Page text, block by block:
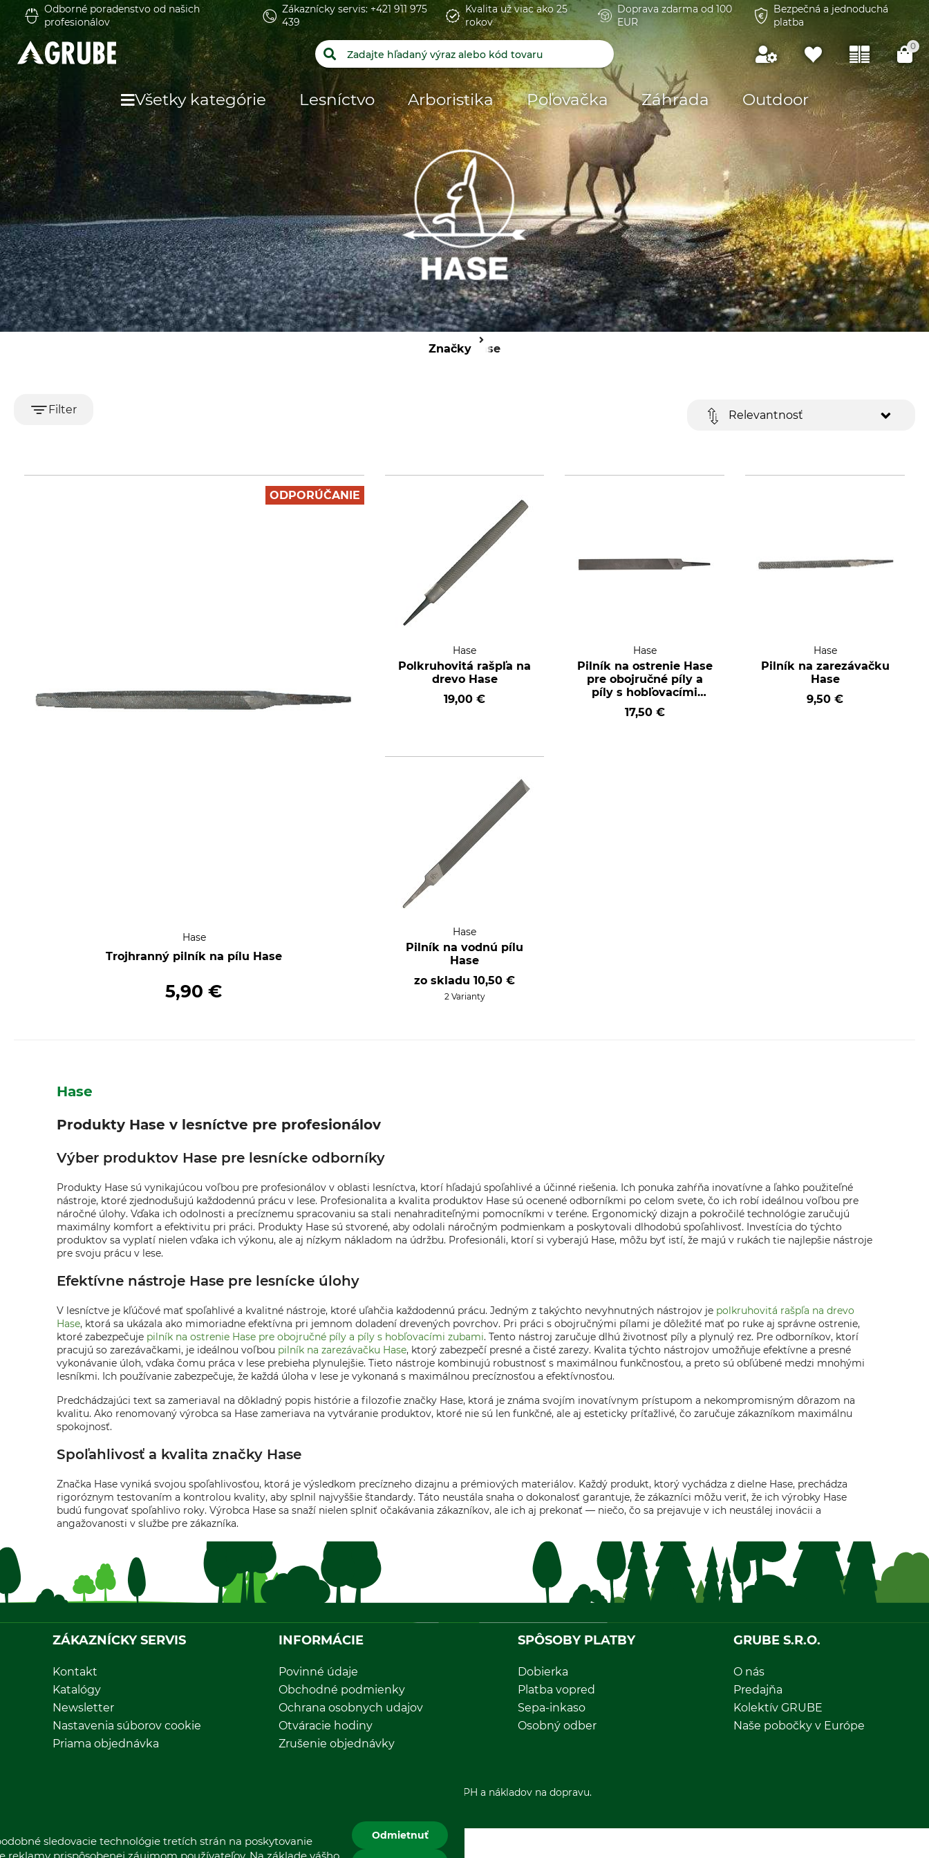
Odborné poradenstvo od našich
profesionálov
Zákaznícky servis: +421 911 975
439
Kvalita už viac ako 25
rokov
Doprava zdarma od 100
EUR
Bezpečná a jednoduchá
platba
0
Všetky kategórie Lesníctvo Arboristika Poľovačka Záhrada Outdoor
Značky Hase
Filter Relevantnosť
ODPORÚČANIE
Hase
Trojhranný pilník na pílu Hase
5,90 €
Hase
Polkruhovitá rašpľa na
drevo Hase
19,00 €
Hase
Pilník na ostrenie Hase
pre obojručné píly a
píly s hobľovacími
zubami
17,50 €
Hase
Pilník na zarezávačku
Hase
9,50 €
Hase
Pilník na vodnú pílu
Hase
zo skladu 10,50 €
2 Varianty
Hase
Produkty Hase v lesníctve pre profesionálov
Výber produktov Hase pre lesnícke odborníky
Produkty Hase sú vynikajúcou voľbou pre profesionálov v oblasti lesníctva, ktorí hľadajú spoľahlivé a účinné riešenia. Ich ponuka zahŕňa inovatívne a ľahko použiteľné
nástroje, ktoré zjednodušujú každodennú prácu v lese. Profesionalita a kvalita produktov Hase sú ocenené odborníkmi po celom svete, čo ich robí ideálnou voľbou pre
náročné úlohy. Vďaka ich odolnosti a precíznemu spracovaniu sa stali nenahraditeľnými pomocníkmi v teréne. Ergonomický dizajn a pokročilé technológie zaručujú
maximálny komfort a efektivitu pri práci. Produkty Hase sú stvorené, aby odolali náročným podmienkam a poskytovali dlhodobú spoľahlivosť. Investícia do týchto
produktov sa vyplatí nielen vďaka ich výkonu, ale aj nízkym nákladom na údržbu. Profesionáli, ktorí si vyberajú Hase, môžu byť istí, že majú v rukách tie najlepšie nástroje
pre svoju prácu v lese.
Efektívne nástroje Hase pre lesnícke úlohy
V lesníctve je kľúčové mať spoľahlivé a kvalitné nástroje, ktoré uľahčia každodennú prácu. Jedným z takýchto nevyhnutných nástrojov je polkruhovitá rašpľa na drevo
Hase, ktorá sa ukázala ako mimoriadne efektívna pri jemnom doladení drevených povrchov. Pri práci s obojručnými pílami je dôležité mať po ruke aj správne ostrenie,
ktoré zabezpečuje pilník na ostrenie Hase pre obojručné píly a píly s hobľovacími zubami. Tento nástroj zaručuje dlhú životnosť píly a plynulý rez. Pre odborníkov, ktorí
pracujú so zarezávačkami, je ideálnou voľbou pilník na zarezávačku Hase, ktorý zabezpečí presné a čisté zarezy. Kvalita týchto nástrojov umožňuje efektívne a presné
vykonávanie úloh, vďaka čomu práca v lese prebieha plynulejšie. Tieto nástroje kombinujú robustnosť s maximálnou funkčnosťou, a preto sú obľúbené medzi mnohými
lesníkmi. Ich používanie zabezpečuje, že každá úloha v lese je vykonaná s maximálnou precíznosťou a efektívnosťou.
Predchádzajúci text sa zameriaval na dôkladný popis histórie a filozofie značky Hase, ktorá je známa svojím inovatívnym prístupom a nekompromisným dôrazom na
kvalitu. Ako renomovaný výrobca sa Hase zameriava na vytváranie produktov, ktoré nie sú len funkčné, ale aj esteticky príťažlivé, čo zaručuje zákazníkom maximálnu
spokojnosť.
Spoľahlivosť a kvalita značky Hase
Značka Hase vyniká svojou spoľahlivosťou, ktorá je výsledkom precízneho dizajnu a prémiových materiálov. Každý produkt, ktorý vychádza z dielne Hase, prechádza
rigoróznym testovaním a kontrolou kvality, aby splnil najvyššie štandardy. Táto neustála snaha o dokonalosť garantuje, že zákazníci môžu veriť, že ich výrobky Hase
budú fungovať spoľahlivo roky. Výrobca Hase sa snaží nielen splniť očakávania zákazníkov, ale ich aj prekonať — niečo, čo sa prejavuje v ich neustálej inovácii a
angažovanosti v službe pre zákazníka.
ZÁKAZNÍCKY SERVIS
Kontakt
Katalógy
Newsletter
Nastavenia súborov cookie
Priama objednávka
INFORMÁCIE
Povinné údaje
Obchodné podmienky
Ochrana osobnych udajov
Otváracie hodiny
Zrušenie objednávky
SPÔSOBY PLATBY
Dobierka
Platba vopred
Sepa-inkaso
Osobný odber
GRUBE S.R.O.
O nás
Predajňa
Kolektív GRUBE
Naše pobočky v Európe
*Všetky ceny sú vrátane DPH a nákladov na dopravu.
sledovacie technológie tretích strán na poskytovanie
reklamy prispôsobenej záujmom používateľov. Na základe vášho
Odmietnuť